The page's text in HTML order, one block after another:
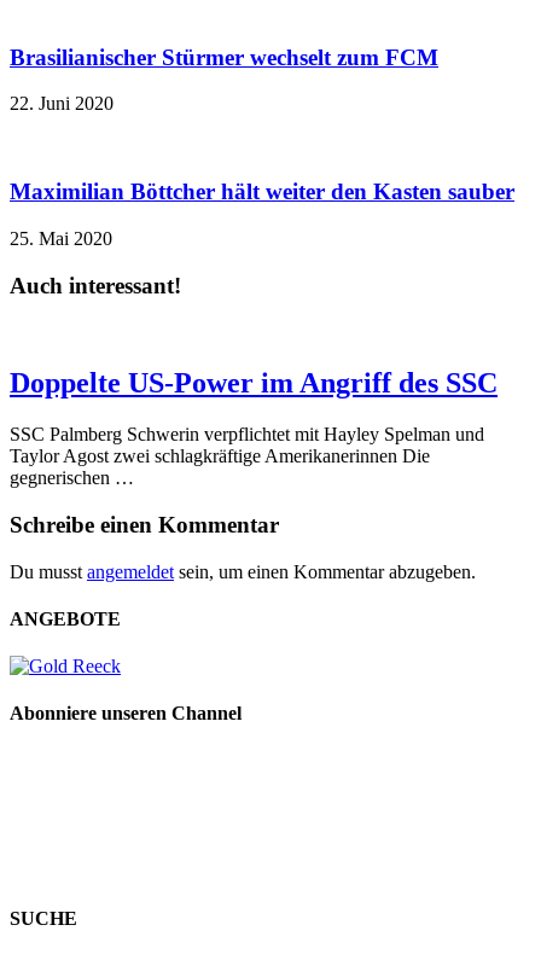
Brasilianischer Stürmer wechselt zum FCM
22. Juni 2020
Maximilian Böttcher hält weiter den Kasten sauber
25. Mai 2020
Auch interessant!
Doppelte US-Power im Angriff des SSC
SSC Palmberg Schwerin verpflichtet mit Hayley Spelman und
Taylor Agost zwei schlagkräftige Amerikanerinnen Die
gegnerischen …
Schreibe einen Kommentar
Du musst angemeldet sein, um einen Kommentar abzugeben.
ANGEBOTE
Abonniere unseren Channel
SUCHE